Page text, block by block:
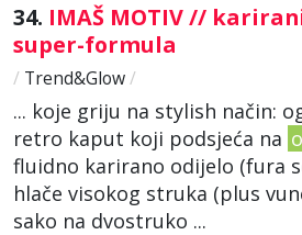
34. IMAŠ MOTIV //
super-formula
/ Trend&Glow/
... koje griju na stylish način:
retro kaput koji podsjeća na
fluidno karirano odijelo (fura
hlače visokog struka (plus
sako na dvostruko ...